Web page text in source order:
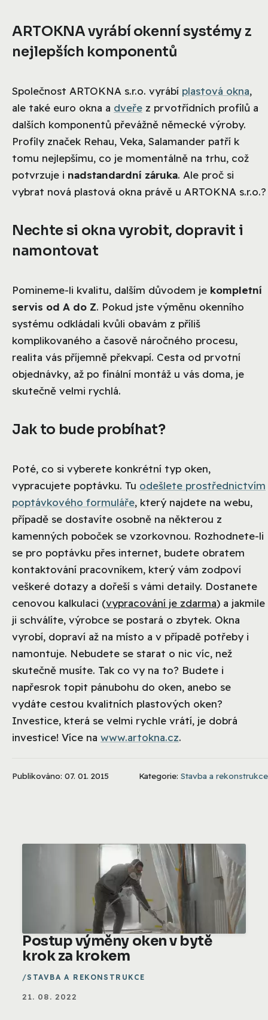
ARTOKNA vyrábí okenní systémy z
nejlepších komponentů
Společnost ARTOKNA s.r.o. vyrábí plastová okna,
ale také euro okna a dveře z prvotřídních profilů a
dalších komponentů převážně německé výroby.
Profily značek Rehau, Veka, Salamander patří k
tomu nejlepšímu, co je momentálně na trhu, což
potvrzuje i nadstandardní záruka. Ale proč si
vybrat nová plastová okna právě u ARTOKNA s.r.o.?
Nechte si okna vyrobit, dopravit i
namontovat
Pomineme-li kvalitu, dalším důvodem je kompletní
servis od A do Z. Pokud jste výměnu okenního
systému odkládali kvůli obavám z příliš
komplikovaného a časově náročného procesu,
realita vás příjemně překvapí. Cesta od prvotní
objednávky, až po finální montáž u vás doma, je
skutečně velmi rychlá.
Jak to bude probíhat?
Poté, co si vyberete konkrétní typ oken,
vypracujete poptávku. Tu odešlete prostřednictvím
poptávkového formuláře, který najdete na webu,
případě se dostavíte osobně na některou z
kamenných poboček se vzorkovnou. Rozhodnete-li
se pro poptávku přes internet, budete obratem
kontaktování pracovníkem, který vám zodpoví
veškeré dotazy a dořeší s vámi detaily. Dostanete
cenovou kalkulaci (vypracování je zdarma) a jakmile
ji schválíte, výrobce se postará o zbytek. Okna
vyrobí, dopraví až na místo a v případě potřeby i
namontuje. Nebudete se starat o nic víc, než
skutečně musíte. Tak co vy na to? Budete i
napřesrok topit pánubohu do oken, anebo se
vydáte cestou kvalitních plastových oken?
Investice, která se velmi rychle vrátí, je dobrá
investice! Více na www.artokna.cz.
Publikováno: 07. 01. 2015 Kategorie: Stavba a rekonstrukce
Postup výměny oken v bytě
krok za krokem
STAVBA A REKONSTRUKCE
21. 08. 2022